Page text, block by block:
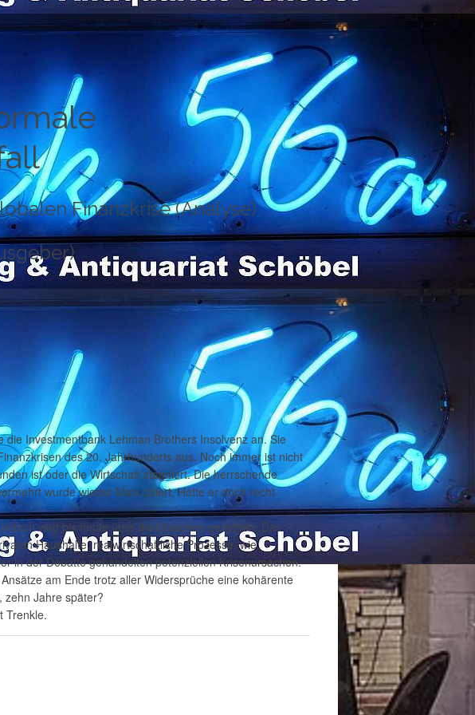
Finanzkrise (Analyse)
die Investmentbank Lehman Brothers Insolvenz an. Sie
des 20. Jahrhunderts aus. Noch immer ist nicht
ist oder die Wirtschaft stagniert. Die herrschende
wurde wieder Marx zitiert. Hatte er doch recht
wird bis heute über die Ursachen gestritten. Das
Haushalte, realwirtschaftliche Prozesse, wie
in der Debatte gehandelten potenziellen Krisenursachen.
am Ende trotz aller Widersprüche eine kohärente
zehn Jahre später?
Trenkle.